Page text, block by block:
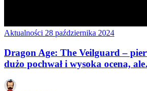
Aktualności 28 października 2024
Dragon Age: The Veilguard –
dużo pochwał i wysoka ocena,